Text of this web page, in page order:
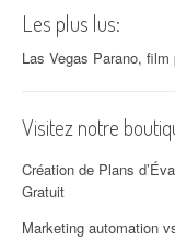
Les plus lus:
Las Vegas Parano,
Visitez notre
Création de Plans
Gratuit
Marketing automation